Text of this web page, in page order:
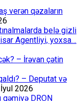
verən qəzaların
belə gizli
Agentliyi, yoxsa…
– İrəvan çətin
– Deputat və
2026
gəmiyə DRON